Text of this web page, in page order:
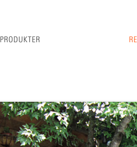
PRODUKTER